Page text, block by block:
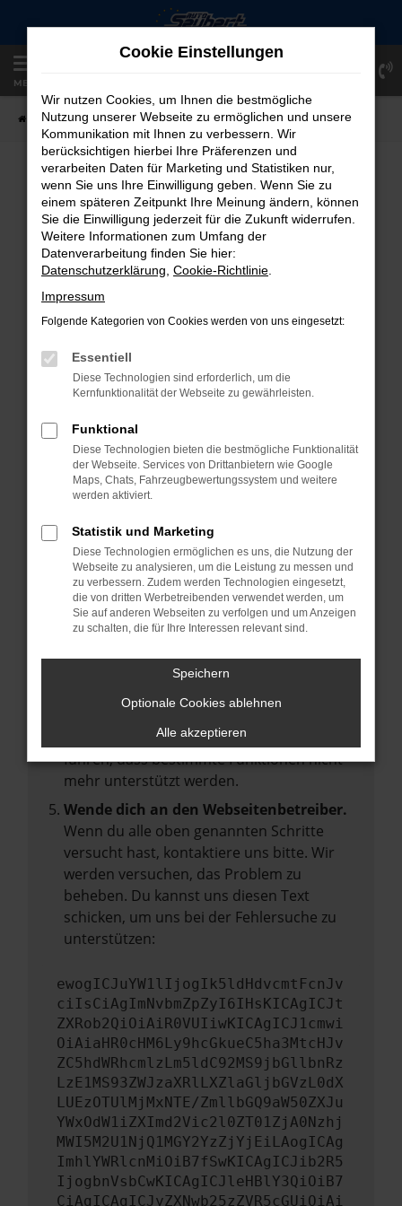
Zum
springen
MENÜ
Startseite Fahrzeugangebote Fahrzeug-Showroom
FAHRZEUG-SHOWROOM
FEHLER: NETWORK ERROR
Beim Laden ist ein Fehler aufgetreten.
Hier sind ein paar Tipps, die dir helfen können:
Überprüfe deine Firewall und deine
Internetverbindung.
Laden andere Webseiten, zum Beispiel
Prüfe deine Browsererweiterungen.
Manche Erweiterungen, wie Werbeblocker,
können das Laden bestimmter Seiten
anderen Browser oder in einem privaten
Fenster?
Starte dein Gerät neu.
Das kann manchmal helfen,
vorübergehende Probleme zu beheben.
Betriebssystem auf dem neuesten Stand
Veraltete Software birgt nicht nur ein
Sicherheitsrisiko, sondern kann auch dazu
führen, dass bestimmte Funktionen nicht
mehr unterstützt werden.
Wende dich an den Webseitenbetreiber.
Wenn du alle oben genannten Schritte
versucht hast, kontaktiere uns bitte. Wir
werden versuchen, das Problem zu
beheben. Du kannst uns diesen Text
schicken, um uns bei der Fehlersuche zu
unterstützen:
ewogICJuYW1lIjogIk5ldHdvcmtFcnJv
ciIsCiAgImNvbmZpZyI6IHsKICAgICJt
ZXRob2QiOiAiR0VUIiwKICAgICJ1cmwi
OiAiaHR0cHM6Ly9hcGkueC5ha3MtcHJv
ZC5hdWRhcmlzLm5ldC92MS9jbGllbnRz
LzE1MS93ZWJzaXRlLXZlaGljbGVzL0dX
LUEzOTUlMjMxNTE/ZmllbGQ9aW50ZXJu
YWxOdW1iZXImd2Vic2l0ZT01ZjA0Nzhj
MWI5M2U1NjQ1MGY2YzZjYjEiLAogICAg
ImhlYWRlcnMiOiB7fSwKICAgICJib2R5
IjogbnVsbCwKICAgICJleHBlY3QiOiB7
CiAgICAgICJyZXNwb25zZVR5cGUiOiAi
Cookie Einstellungen
Wir nutzen Cookies, um Ihnen die bestmögliche
Nutzung unserer Webseite zu ermöglichen und unsere
Kommunikation mit Ihnen zu verbessern. Wir
berücksichtigen hierbei Ihre Präferenzen und
verarbeiten Daten für Marketing und Statistiken nur,
wenn Sie uns Ihre Einwilligung geben. Wenn Sie zu
einem späteren Zeitpunkt Ihre Meinung ändern, können
Sie die Einwilligung jederzeit für die Zukunft widerrufen.
Weitere Informationen zum Umfang der
Datenverarbeitung finden Sie hier:
Datenschutzerklärung Cookie-Richtlinie
Impressum
Folgende Kategorien von Cookies werden von uns eingesetzt:
Essentiell
Diese Technologien sind erforderlich, um die
Kernfunktionalität der Webseite zu gewährleisten.
Funktional
Diese Technologien bieten die bestmögliche Funktionalität
der Webseite. Services von Drittanbietern wie Google
Maps, Chats, Fahrzeugbewertungssystem und weitere
werden aktiviert.
Statistik und Marketing
Diese Technologien ermöglichen es uns, die Nutzung der
Webseite zu analysieren, um die Leistung zu messen und
zu verbessern. Zudem werden Technologien eingesetzt,
die von dritten Werbetreibenden verwendet werden, um
Sie auf anderen Webseiten zu verfolgen und um Anzeigen
zu schalten, die für Ihre Interessen relevant sind.
Speichern
Optionale Cookies ablehnen
Alle akzeptieren